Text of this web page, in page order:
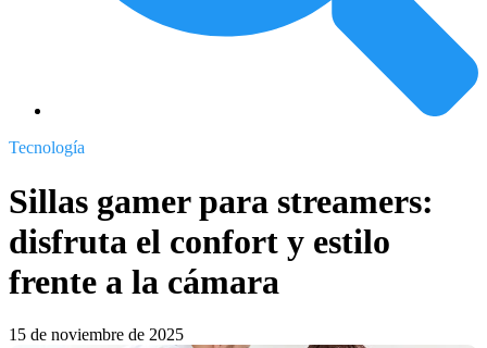
Tecnología
Sillas gamer para streamers:
disfruta el confort y estilo
frente a la cámara
15 de noviembre de 2025